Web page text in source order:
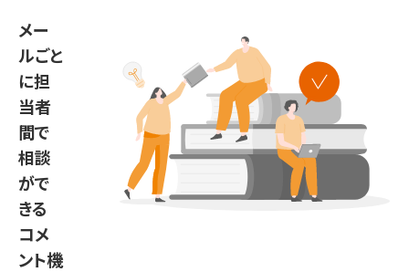
メー
ルごと
に担
当者
間で
相談
がで
きる
コメ
ント機